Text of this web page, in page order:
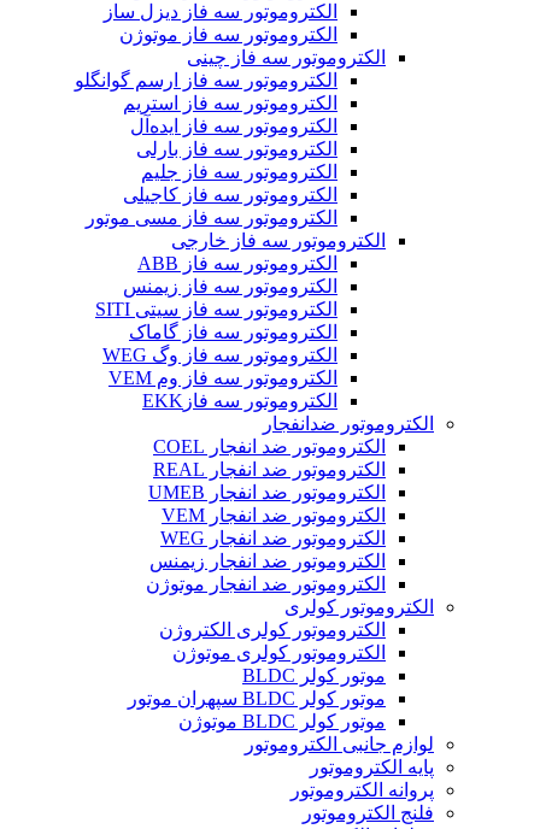
الکتروموتور سه فاز دیزل ساز
الکتروموتور سه فاز موتوژن
الکتروموتور سه فاز چینی
الکتروموتور سه فاز ارسم گوانگلو
الکتروموتور سه فاز استریم
الکتروموتور سه فاز ایده‌آل
الکتروموتور سه فاز بارلی
الکتروموتور سه فاز جلیم
الکتروموتور سه فاز کاجیلی
الکتروموتور سه فاز مسی موتور
الکتروموتور سه فاز خارجی
الکتروموتور سه فاز ABB
الکتروموتور سه فاز زیمنس
الکتروموتور سه فاز سیتی SITI
الکتروموتور سه فاز گاماک
الکتروموتور سه فاز وگ WEG
الکتروموتور سه فاز وم VEM
الکتروموتور سه فازEKK
الکتروموتور ضدانفجار
الکتروموتور ضد انفجار COEL
الکتروموتور ضد انفجار REAL
الکتروموتور ضد انفجار UMEB
الکتروموتور ضد انفجار VEM
الکتروموتور ضد انفجار WEG
الکتروموتور ضد انفجار زیمنس
الکتروموتور ضد انفجار موتوژن
الکتروموتور کولری
الکتروموتور کولری الکتروژن
الکتروموتور کولری موتوژن
موتور کولر BLDC
موتور کولر BLDC سپهران موتور
موتور کولر BLDC موتوژن
لوازم جانبی الکتروموتور
پایه الکتروموتور
پروانه الکتروموتور
فلنج الکتروموتور